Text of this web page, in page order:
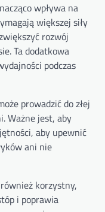
wpływa na
większej siły
rozwój
Ta dodatkowa
podczas
prowadzić do złej
Ważne jest, aby
aby upewnić
ani nie
korzystny,
i poprawia